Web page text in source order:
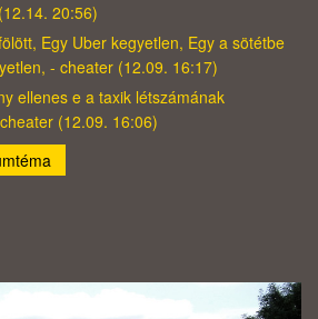
20:56)
Egy Uber kegyetlen, Egy a sötétbe
- cheater (12.09. 16:17)
ellenes e a taxik létszámának
(12.09. 16:06)